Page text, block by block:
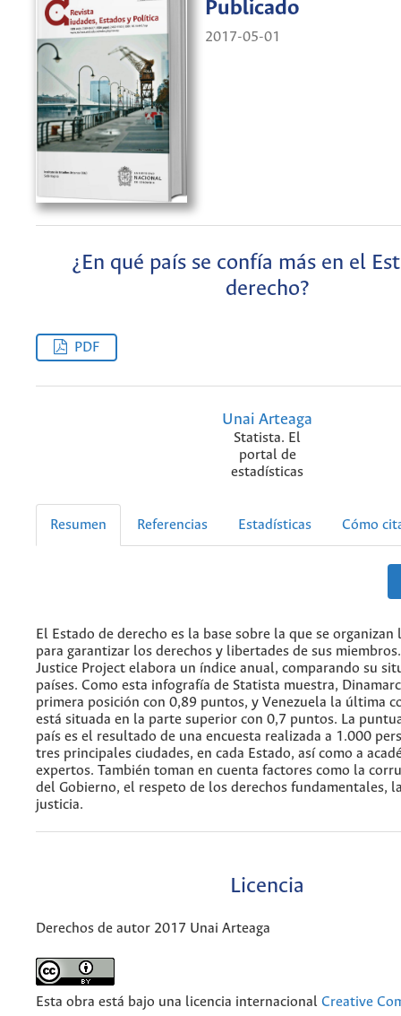
Publicado
2017-05-01
¿En qué país se confía más en el
derecho?
PDF
Unai Arteaga
Statista. El
portal de
estadísticas
Resumen Referencias Estadísticas Cómo
El Estado de derecho es la base sobre la que se organizan
para garantizar los derechos y libertades de sus
Justice Project elabora un índice anual, comparando su
países. Como esta infografía de Statista muestra,
primera posición con 0,89 puntos, y Venezuela la última
está situada en la parte superior con 0,7 puntos. La
país es el resultado de una encuesta realizada a 1.000
tres principales ciudades, en cada Estado, así como a
expertos. También toman en cuenta factores como la
del Gobierno, el respeto de los derechos fundamentales,
justicia.
Licencia
Derechos de autor 2017 Unai Arteaga
Esta obra está bajo una licencia internacional Creative